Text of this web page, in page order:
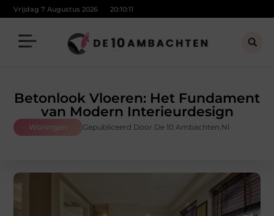
Vrijdag 7 Augustus 2026 20:10:13
Betonlook Vloeren: Het Fundament
van Modern Interieurdesign
Woningen Gepubliceerd Door De 10 Ambachten.nl